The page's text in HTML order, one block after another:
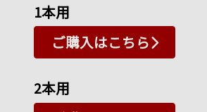
1本用
ご購入はこちら
2本用